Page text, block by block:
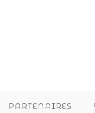
PARTENAIRES